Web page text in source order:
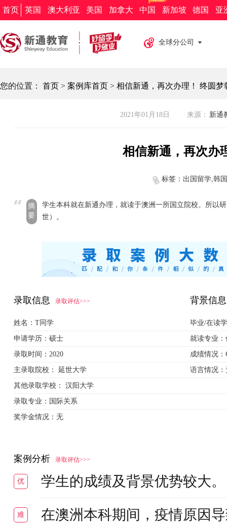
新通教育 新通留学 新通外语 欧亚教育 新通求职
全球分公司
首页 英国 澳大利亚 美国 加拿大 中国 新加坡 德国 亚
您的位置： 首页 > 案例库首页 > 相信新通，再次办理！ 终圆梦
2021年01月18日 来源： 新通
相信新通，再次办
标签：出国留学,韩
摘
要
学生本科就在新通办理，就读于澳洲一所国立院校。所以
世）。
录取信息 录取评估>>>
姓名： T同学
申请学历： 硕士
录取时间： 2020
主录取院校： 延世大学
其他录取学校： 汉阳大学
录取专业： 国际关系
奖学金情况： 无
背景信息
毕业/在读
就读专业：
成绩情况：
语言情况：
案例分析 录取评估>>>
优 学生的成绩及背景优势较大。
难
在澳洲本科期间，疫情原因